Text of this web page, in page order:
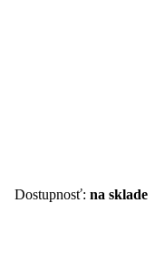
Dostupnosť: na sklade